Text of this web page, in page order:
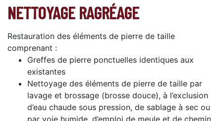
NETTOYAGE RAGRÉAGE
Restauration des éléments de pierre de taille
comprenant :
Greffes de pierre ponctuelles identiques aux
existantes
Nettoyage des éléments de pierre de taille par
lavage et brossage (brosse douce), à l’exclusion
d’eau chaude sous pression, de sablage à sec ou
par voie humide, d’emploi de meule et de chemin